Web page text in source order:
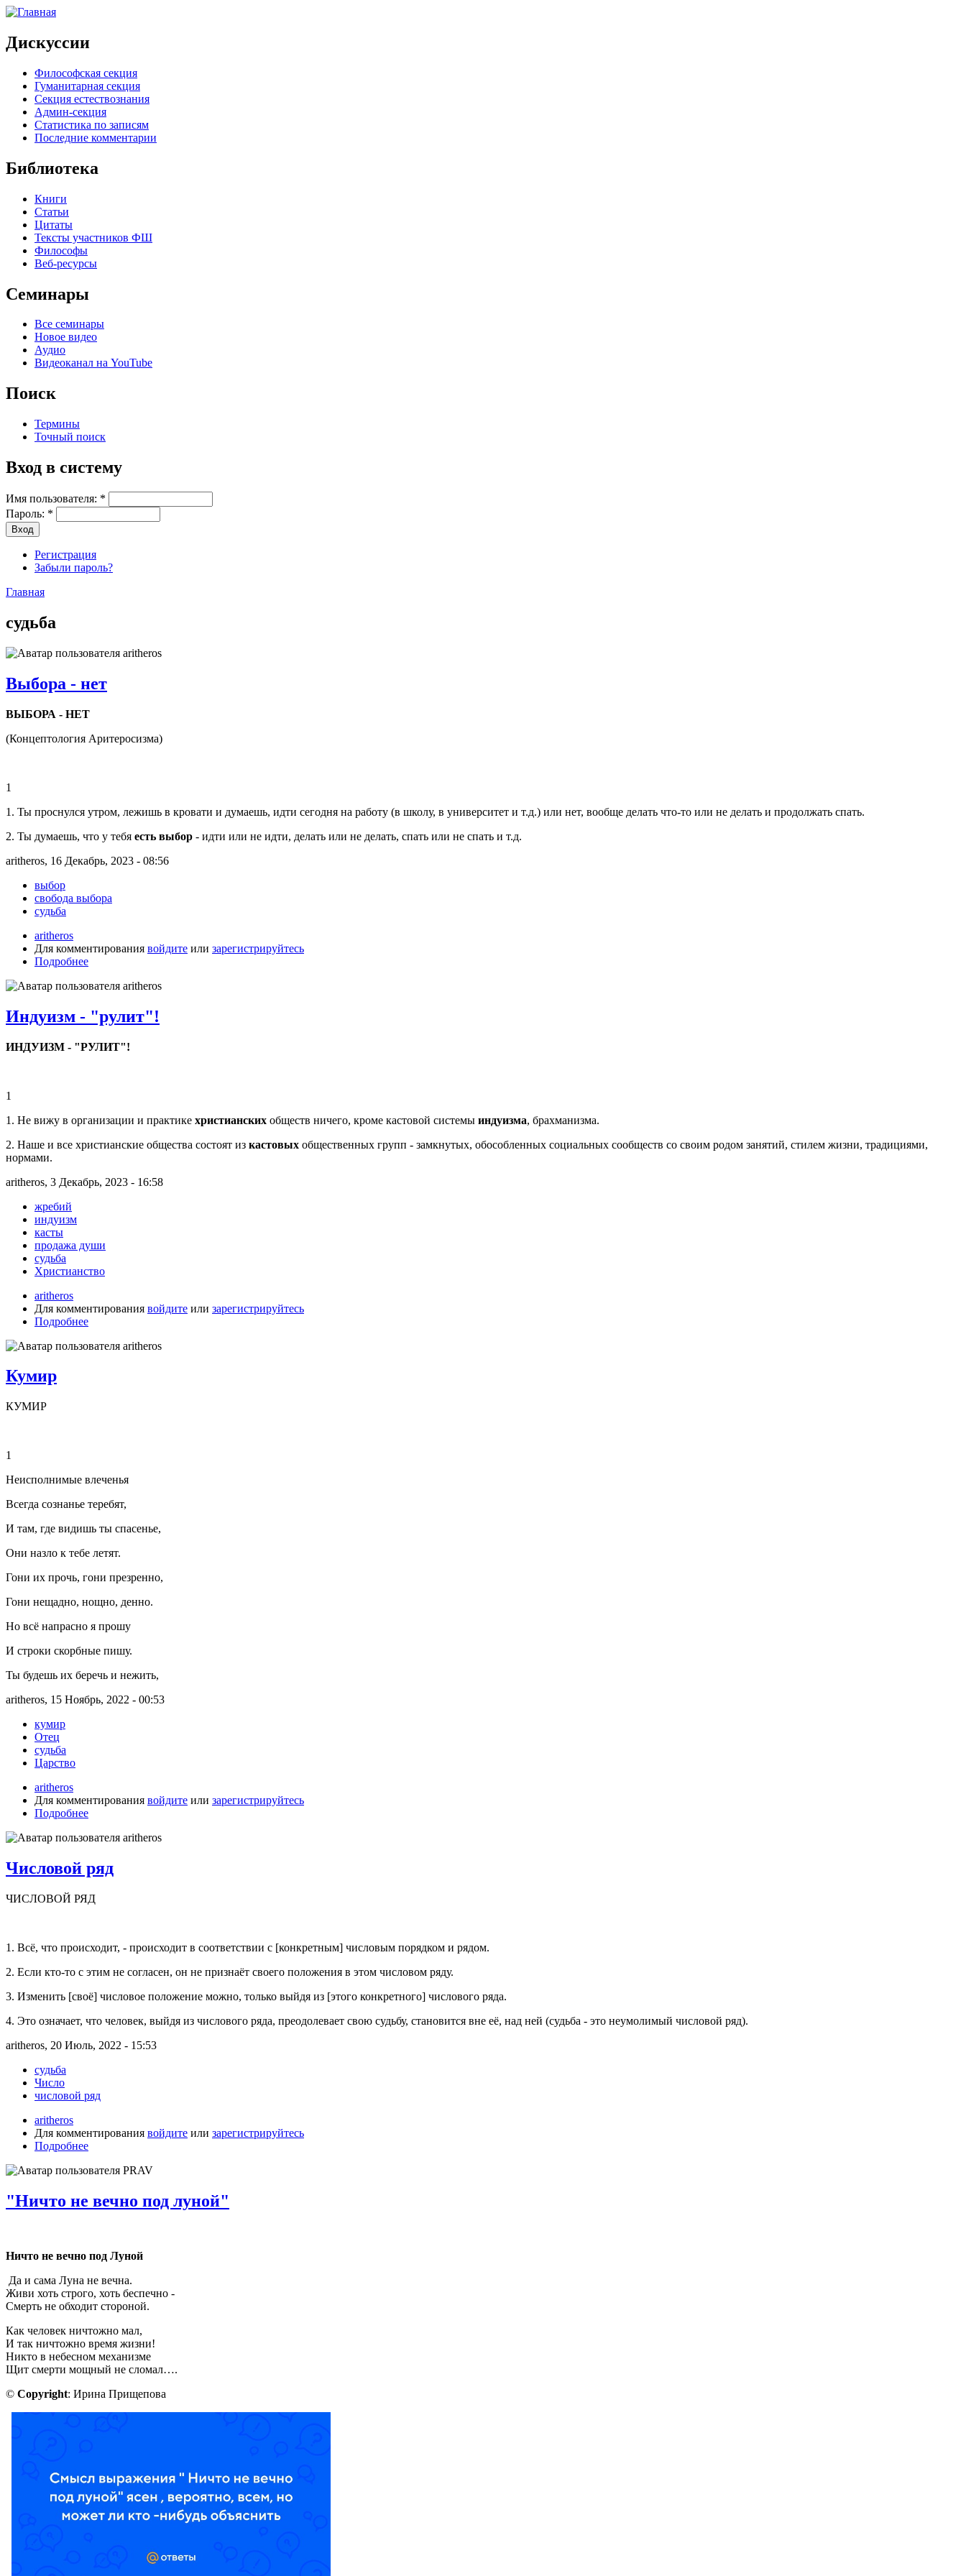
Дискуссии
Философская секция
Гуманитарная секция
Секция естествознания
Админ-секция
Статистика по записям
Последние комментарии
Библиотека
Книги
Статьи
Цитаты
Тексты участников ФШ
Философы
Веб-ресурсы
Семинары
Все семинары
Новое видео
Аудио
Видеоканал на YouTube
Поиск
Термины
Точный поиск
Вход в систему
Имя пользователя: *
Пароль: *
Регистрация
Забыли пароль?
Главная
судьба
Выбора - нет
ВЫБОРА - НЕТ
(Концептология Аритеросизма)
1
1. Ты проснулся утром, лежишь в кровати и думаешь, идти сегодня на работу (в школу, в университет и т.д.) или нет, вообще делать что-то или не делать и продолжать спать.
2. Ты думаешь, что у тебя есть выбор - идти или не идти, делать или не делать, спать или не спать и т.д.
aritheros, 16 Декабрь, 2023 - 08:56
выбор
свобода выбора
судьба
aritheros
Для комментирования войдите или зарегистрируйтесь
Подробнее
Индуизм - "рулит"!
ИНДУИЗМ - "РУЛИТ"!
1
1. Не вижу в организации и практике христианских обществ ничего, кроме кастовой системы индуизма, брахманизма.
2. Наше и все христианские общества состоят из кастовых общественных групп - замкнутых, обособленных социальных сообществ со своим родом занятий, стилем жизни, традициями,
нормами.
aritheros, 3 Декабрь, 2023 - 16:58
жребий
индуизм
касты
продажа души
судьба
Христианство
aritheros
Для комментирования войдите или зарегистрируйтесь
Подробнее
Кумир
КУМИР
1
Неисполнимые влеченья
Всегда сознанье теребят,
И там, где видишь ты спасенье,
Они назло к тебе летят.
Гони их прочь, гони презренно,
Гони нещадно, нощно, денно.
Но всё напрасно я прошу
И строки скорбные пишу.
Ты будешь их беречь и нежить,
aritheros, 15 Ноябрь, 2022 - 00:53
кумир
Отец
судьба
Царство
aritheros
Для комментирования войдите или зарегистрируйтесь
Подробнее
Числовой ряд
ЧИСЛОВОЙ РЯД
1. Всё, что происходит, - происходит в соответствии с [конкретным] числовым порядком и рядом.
2. Если кто-то с этим не согласен, он не признаёт своего положения в этом числовом ряду.
3. Изменить [своё] числовое положение можно, только выйдя из [этого конкретного] числового ряда.
4. Это означает, что человек, выйдя из числового ряда, преодолевает свою судьбу, становится вне её, над ней (судьба - это неумолимый числовой ряд).
aritheros, 20 Июль, 2022 - 15:53
судьба
Число
числовой ряд
aritheros
Для комментирования войдите или зарегистрируйтесь
Подробнее
"Ничто не вечно под луной"
Ничто не вечно под Луной
Да и сама Луна не вечна.
Живи хоть строго, хоть беспечно -
Смерть не обходит стороной.
Как человек ничтожно мал,
И так ничтожно время жизни!
Никто в небесном механизме
Щит смерти мощный не сломал….
© Copyright: Ирина Прищепова